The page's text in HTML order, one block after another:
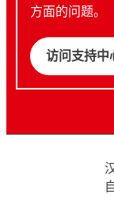
方面的问题。
访问支持中